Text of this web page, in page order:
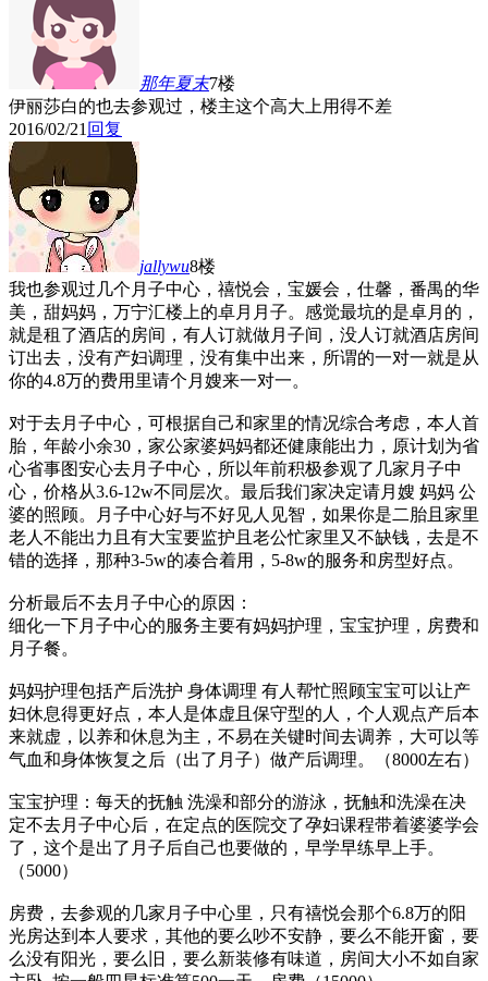
那年夏末7楼
伊丽莎白的也去参观过，楼主这个高大上用得不差
2016/02/21回复
jallywu8楼
我也参观过几个月子中心，禧悦会，宝媛会，仕馨，番禺的华
美，甜妈妈，万宁汇楼上的卓月月子。感觉最坑的是卓月的，
就是租了酒店的房间，有人订就做月子间，没人订就酒店房间
订出去，没有产妇调理，没有集中出来，所谓的一对一就是从
你的4.8万的费用里请个月嫂来一对一。
对于去月子中心，可根据自己和家里的情况综合考虑，本人首
胎，年龄小余30，家公家婆妈妈都还健康能出力，原计划为省
心省事图安心去月子中心，所以年前积极参观了几家月子中
心，价格从3.6-12w不同层次。最后我们家决定请月嫂 妈妈 公
婆的照顾。月子中心好与不好见人见智，如果你是二胎且家里
老人不能出力且有大宝要监护且老公忙家里又不缺钱，去是不
错的选择，那种3-5w的凑合着用，5-8w的服务和房型好点。
分析最后不去月子中心的原因：
细化一下月子中心的服务主要有妈妈护理，宝宝护理，房费和
月子餐。
妈妈护理包括产后洗护 身体调理 有人帮忙照顾宝宝可以让产
妇休息得更好点，本人是体虚且保守型的人，个人观点产后本
来就虚，以养和休息为主，不易在关键时间去调养，大可以等
气血和身体恢复之后（出了月子）做产后调理。（8000左右）
宝宝护理：每天的抚触 洗澡和部分的游泳，抚触和洗澡在决
定不去月子中心后，在定点的医院交了孕妇课程带着婆婆学会
了，这个是出了月子后自己也要做的，早学早练早上手。
（5000）
房费，去参观的几家月子中心里，只有禧悦会那个6.8万的阳
光房达到本人要求，其他的要么吵不安静，要么不能开窗，要
么没有阳光，要么旧，要么新装修有味道，房间大小不如自家